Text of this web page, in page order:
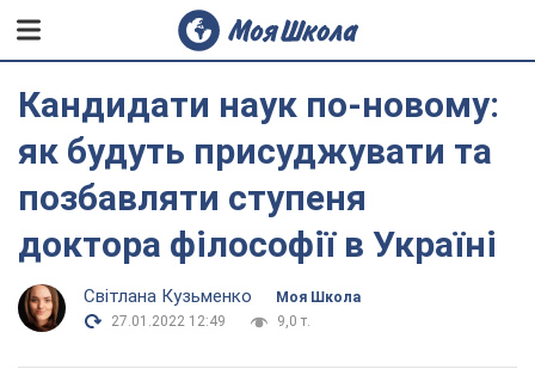
Кандидати наук по-новому:
як будуть присуджувати та
позбавляти ступеня
доктора філософії в Україні
Світлана Кузьменко
Моя Школа
27.01.2022 12:49
9,0 т.